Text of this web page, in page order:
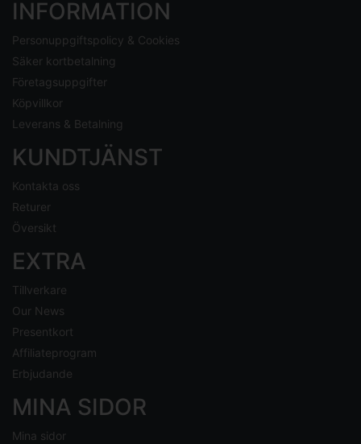
INFORMATION
Personuppgiftspolicy & Cookies
Säker kortbetalning
Företagsuppgifter
Köpvillkor
Leverans & Betalning
KUNDTJÄNST
Kontakta oss
Returer
Översikt
EXTRA
Tillverkare
Our News
Presentkort
Affiliateprogram
Erbjudande
MINA SIDOR
Mina sidor